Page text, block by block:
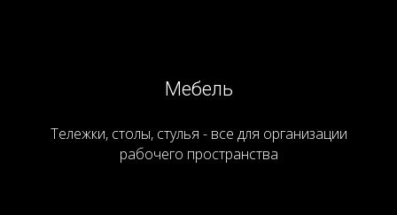
Мебель
Тележки, столы, стулья - все для организации
рабочего пространства